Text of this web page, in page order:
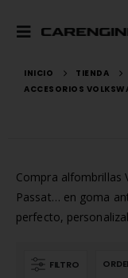
INICIO TIENDA
ACCESORIOS
Compra alfombrillas
Passat… en goma
perfecto,
FILTRO